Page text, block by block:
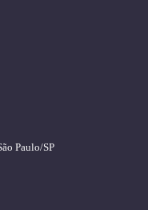
Paulo/SP